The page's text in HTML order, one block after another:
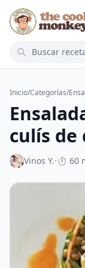
Inicio/Categorías/
culís de
Vinos Y.·⏱ 60